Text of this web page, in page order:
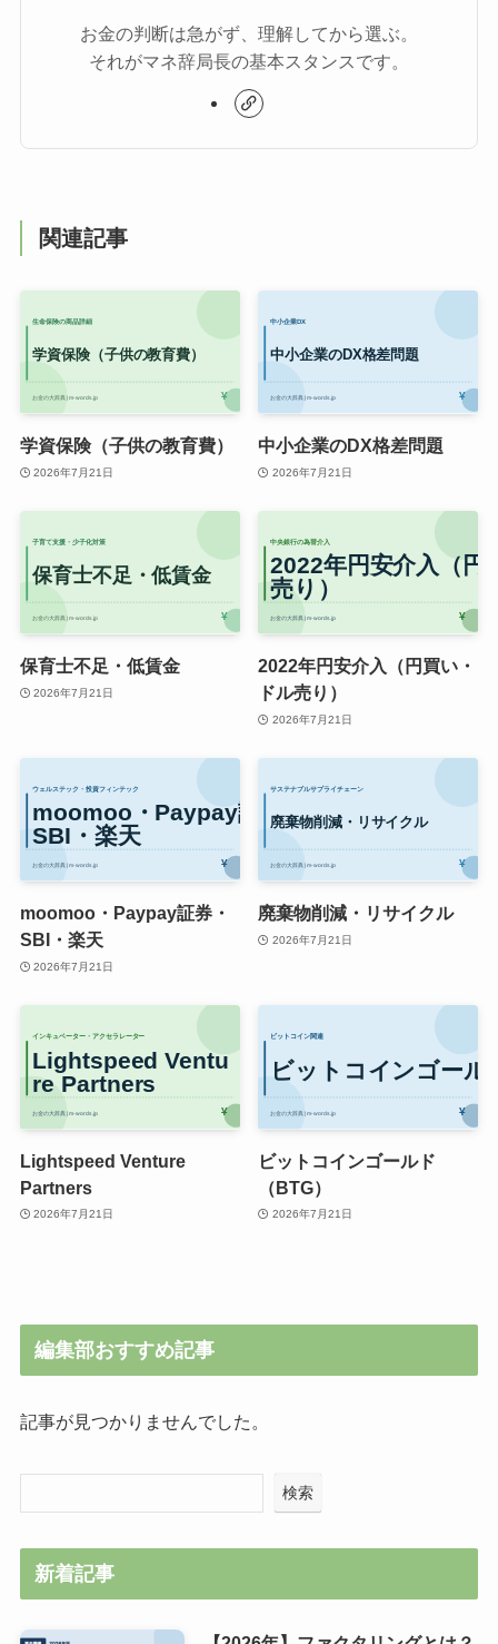
お金の判断は急がず、理解してから選ぶ。
それがマネ辞局長の基本スタンスです。
関連記事
学資保険（子供の教育費）
2026年7月21日
中小企業のDX格差問題
2026年7月21日
保育士不足・低賃金
2026年7月21日
2022年円安介入（円買い・
ドル売り）
2026年7月21日
moomoo・Paypay証券・
SBI・楽天
2026年7月21日
廃棄物削減・リサイクル
2026年7月21日
Lightspeed Venture
Partners
2026年7月21日
ビットコインゴールド
（BTG）
2026年7月21日
編集部おすすめ記事
記事が見つかりませんでした。
検索
新着記事